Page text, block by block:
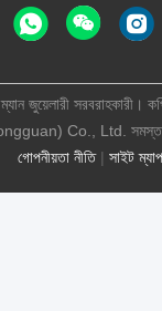
গোপনীয়তা নীতি| সাইট ম্যাপ
ম্যান জুয়েলারী
Co., Ltd. সমস্ত